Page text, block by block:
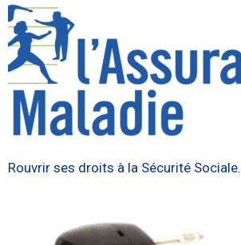
Rouvrir ses droits à la Sécurité Sociale.